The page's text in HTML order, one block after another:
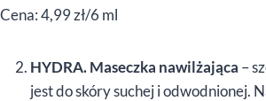
Cena: 4,99 zł/6 ml
HYDRA. Maseczka nawilżająca –
jest do skóry suchej i odwodnionej.